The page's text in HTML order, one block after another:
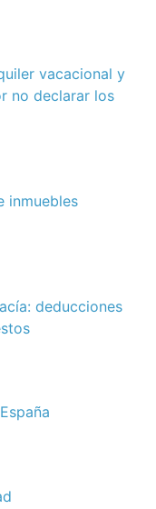
vacacional y
no declarar los
inmuebles
deducciones